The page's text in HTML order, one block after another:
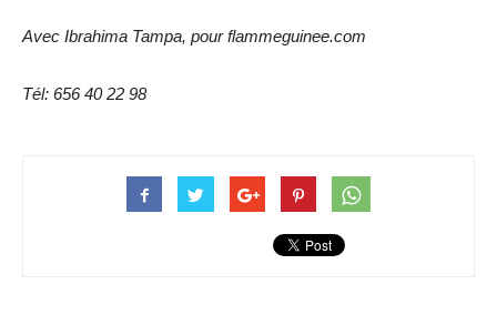
Avec Ibrahima Tampa, pour flammeguinee.com
Tél: 656 40 22 98